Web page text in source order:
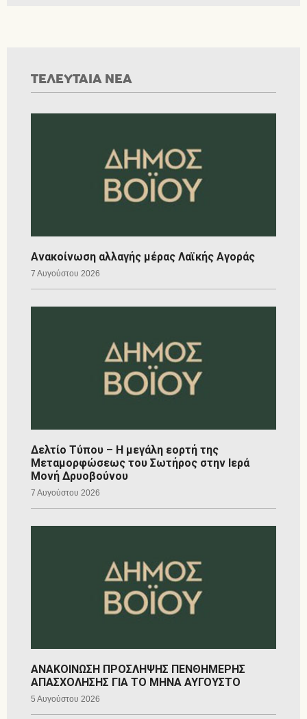
ΤΕΛΕΥΤΑΙΑ ΝΕΑ
Ανακοίνωση αλλαγής μέρας Λαϊκής Αγοράς
7 Αυγούστου 2026
Δελτίο Τύπου – Η μεγάλη εορτή της
Μεταμορφώσεως του Σωτήρος στην Ιερά
Μονή Δρυοβούνου
7 Αυγούστου 2026
ΑΝΑΚΟΙΝΩΣΗ ΠΡΟΣΛΗΨΗΣ ΠΕΝΘΗΜΕΡΗΣ
ΑΠΑΣΧΟΛΗΣΗΣ ΓΙΑ ΤΟ ΜΗΝΑ ΑΥΓΟΥΣΤΟ
5 Αυγούστου 2026